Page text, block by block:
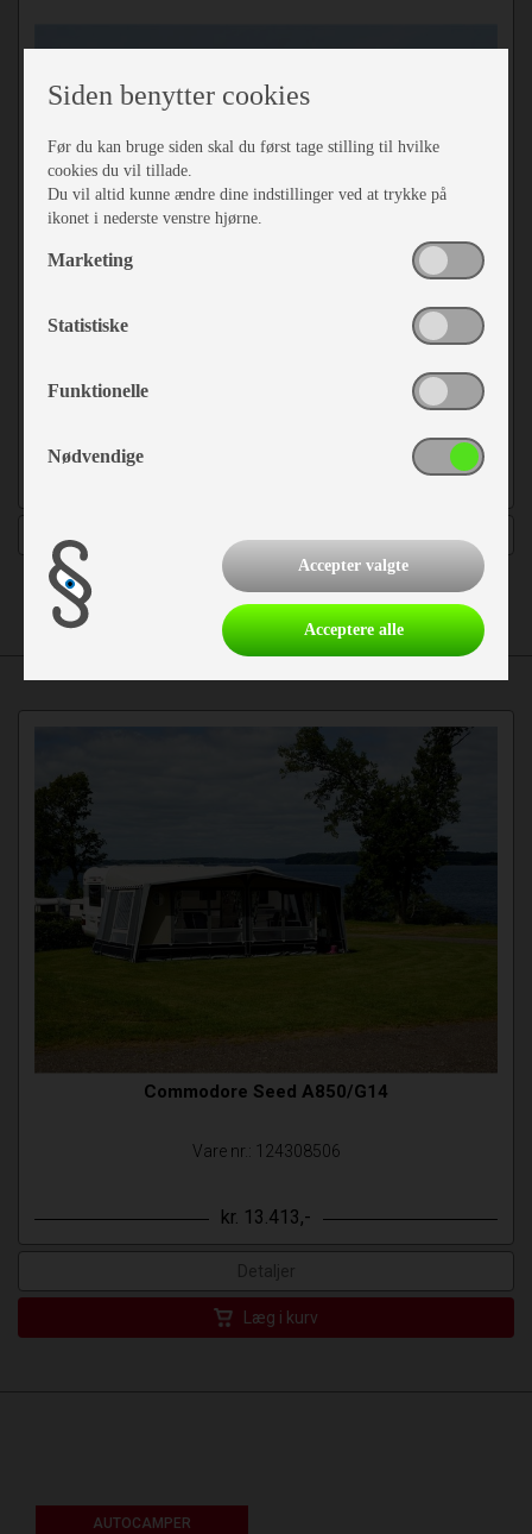
Commodore Seed A850/G14
Vare nr.: 124308506
kr. 13.413,-
Detaljer
Læg i kurv
AUTOCAMPER
Siden benytter cookies
Før du kan bruge siden skal du først tage stilling til hvilke
cookies du vil tillade.
Du vil altid kunne ændre dine indstillinger ved at trykke på
ikonet i nederste venstre hjørne.
Marketing
Statistiske
Funktionelle
Nødvendige
Accepter valgte
Acceptere alle